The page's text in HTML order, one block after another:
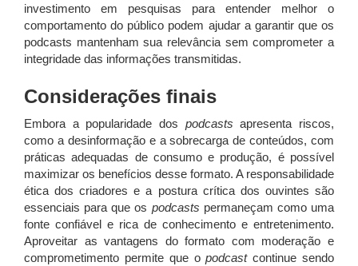
investimento em pesquisas para entender melhor o
comportamento do público podem ajudar a garantir que os
podcasts mantenham sua relevância sem comprometer a
integridade das informações transmitidas.
Considerações finais
Embora a popularidade dos podcasts apresenta riscos,
como a desinformação e a sobrecarga de conteúdos, com
práticas adequadas de consumo e produção, é possível
maximizar os benefícios desse formato. A responsabilidade
ética dos criadores e a postura crítica dos ouvintes são
essenciais para que os podcasts permaneçam como uma
fonte confiável e rica de conhecimento e entretenimento.
Aproveitar as vantagens do formato com moderação e
comprometimento permite que opodcastcontinue sendo